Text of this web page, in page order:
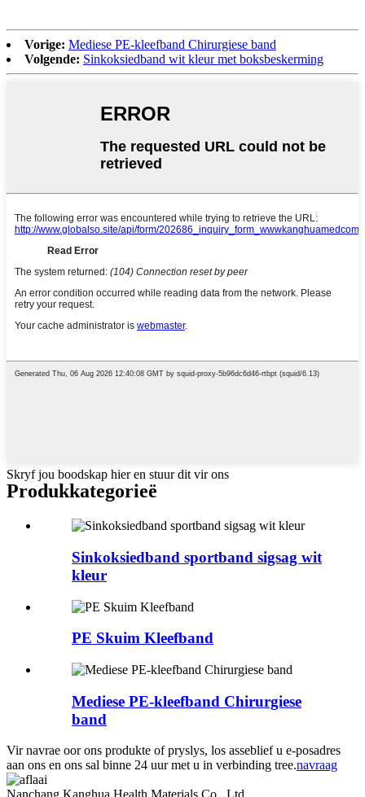
Vorige: Mediese PE-kleefband Chirurgiese band
Volgende: Sinkoksiedband wit kleur met boksbeskerming
Skryf jou boodskap hier en stuur dit vir ons
Produkkategorieë
Sinkoksiedband sportband sigsag wit
kleur
PE Skuim Kleefband
Mediese PE-kleefband Chirurgiese
band
Vir navrae oor ons produkte of pryslys, los asseblief u e-posadres
aan ons en ons sal binne 24 uur met u in verbinding tree.navraag